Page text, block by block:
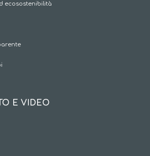
ecosostenibilità
E VIDEO